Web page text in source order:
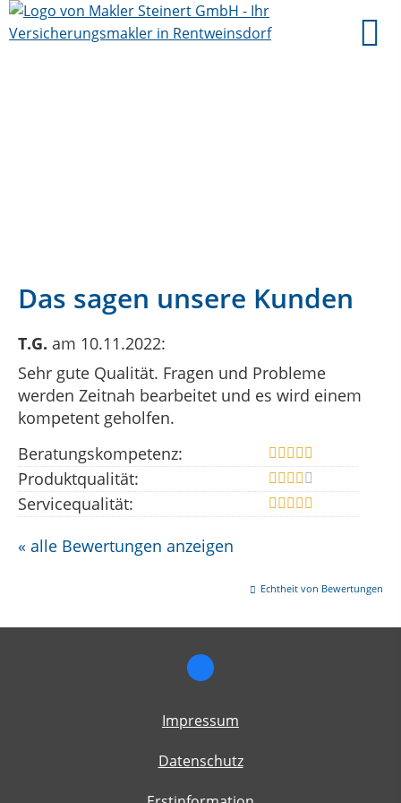
Das sagen unsere Kunden
T.G. am 10.11.2022:
Sehr gute Qualität. Fragen und Probleme
werden Zeitnah bearbeitet und es wird einem
kompetent geholfen.
Beratungskompetenz:
Produktqualität:
Servicequalität:
« alle Bewertungen anzeigen
Echtheit von Bewertungen
Impressum
Datenschutz